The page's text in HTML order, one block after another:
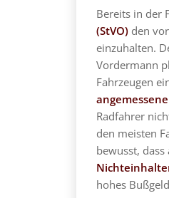
Bereits in der
(StVO) den
einzuhalten.
Vordermann
Fahrzeugen
Radfahrer
den meisten
bewusst,
hohes